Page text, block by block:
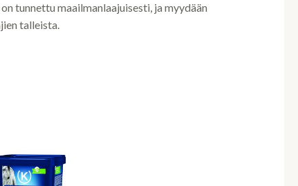
tunnettu maailmanlaajuisesti, ja myydään
talleista.